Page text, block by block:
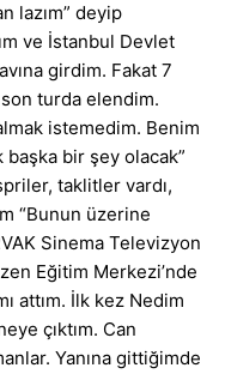
lazım” deyip
ve İstanbul Devlet
girdim. Fakat 7
son turda elendim.
istemedim. Benim
bir şey olacak”
taklitler vardı,
“Bunun üzerine
Sinema Televizyon
Eğitim Merkezi’nde
attım. İlk kez Nedim
çıktım. Can
Yanına gittiğimde